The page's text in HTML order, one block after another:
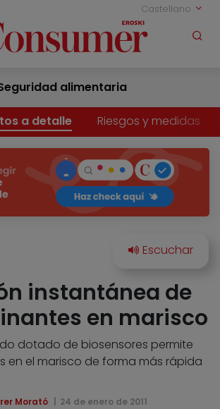
Castellano
alimentaria
a detalle Riesgos y medidas
instantánea de
en marisco
dotado de biosensores permite
en el marisco de forma más rápida
Morató 24 de enero de 2011